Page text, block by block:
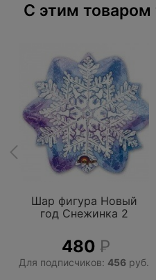
C этим
Шар фигура Новый
год Снежинка 2
480 Р
Для подписчиков: 456 руб.